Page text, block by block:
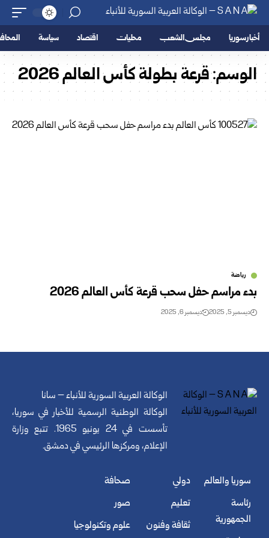
أخبار سوريا مجلس الشعب محليات اقتصاد سياسة
الوسم:قرعة بطولة كأس العالم 2026
رياضة
بدء مراسم حفل سحب قرعة كأس العالم 2026
ديسمبر 5, 2025 ديسمبر 6, 2025
الوكالة العربية السورية للأنباء – سانا
الوكالة الوطنية الرسمية للأخبار في سوريا،
تأسست في 24 يونيو 1965. تتبع وزارة
الإعلام، ومركزها الرئيسي في دمشق.
سوريا والعالم
رئاسة
الجمهورية
دولي
تعليم
ثقافة وفنون
صحافة
صور
علوم وتكنولوجيا